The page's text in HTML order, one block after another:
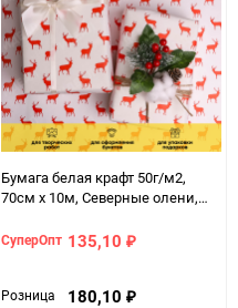
Бумага белая крафт 50г/м2,
70см x 10м, Северные олени,
СуперОпт 135,10 ₽
Розница 180,10 ₽